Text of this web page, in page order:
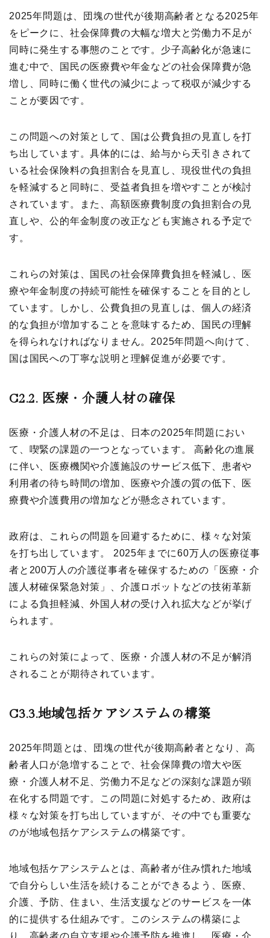
2025年問題は、団塊の世代が後期高齢者となる2025年
をピークに、社会保障費の大幅な増大と労働力不足が
同時に発生する事態のことです。少子高齢化が急速に
進む中で、国民の医療費や年金などの社会保障費が急
増し、同時に働く世代の減少によって税収が減少する
ことが要因です。
この問題への対策として、国は公費負担の見直しを打
ち出しています。具体的には、給与から天引きされて
いる社会保険料の負担割合を見直し、現役世代の負担
を軽減すると同時に、受益者負担を増やすことが検討
されています。また、高額医療費制度の負担割合の見
直しや、公的年金制度の改正なども実施される予定で
す。
これらの対策は、国民の社会保障費負担を軽減し、医
療や年金制度の持続可能性を確保することを目的とし
ています。しかし、公費負担の見直しは、個人の経済
的な負担が増加することを意味するため、国民の理解
を得られなければなりません。2025年問題へ向けて、
国は国民への丁寧な説明と理解促進が必要です。
C2.2. 医療・介護人材の確保
医療・介護人材の不足は、日本の2025年問題におい
て、喫緊の課題の一つとなっています。 高齢化の進展
に伴い、医療機関や介護施設のサービス低下、患者や
利用者の待ち時間の増加、医療や介護の質の低下、医
療費や介護費用の増加などが懸念されています。
政府は、これらの問題を回避するために、様々な対策
を打ち出しています。 2025年までに60万人の医療従事
者と200万人の介護従事者を確保するための「医療・介
護人材確保緊急対策」、介護ロボットなどの技術革新
による負担軽減、外国人材の受け入れ拡大などが挙げ
られます。
これらの対策によって、医療・介護人材の不足が解消
されることが期待されています。
C3.3.地域包括ケアシステムの構築
2025年問題とは、団塊の世代が後期高齢者となり、高
齢者人口が急増することで、社会保障費の増大や医
療・介護人材不足、労働力不足などの深刻な課題が顕
在化する問題です。この問題に対処するため、政府は
様々な対策を打ち出していますが、その中でも重要な
のが地域包括ケアシステムの構築です。
地域包括ケアシステムとは、高齢者が住み慣れた地域
で自分らしい生活を続けることができるよう、医療、
介護、予防、住まい、生活支援などのサービスを一体
的に提供する仕組みです。このシステムの構築によ
り、高齢者の自立支援や介護予防を推進し、医療・介